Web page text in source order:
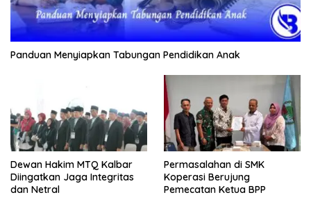
Panduan Menyiapkan Tabungan Pendidikan Anak
Dewan Hakim MTQ Kalbar
Diingatkan Jaga Integritas
dan Netral
Permasalahan di SMK
Koperasi Berujung
Pemecatan Ketua BPP